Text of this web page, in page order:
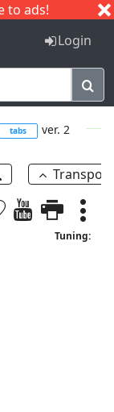
to ads!
I J
Login
tabs ver. 2
Tuning: